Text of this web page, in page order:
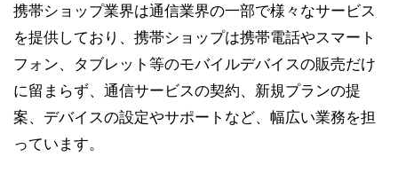
携帯ショップ業界は通信業界の一部で様々なサービス
を提供しており、携帯ショップは携帯電話やスマート
フォン、タブレット等のモバイルデバイスの販売だけ
に留まらず、通信サービスの契約、新規プランの提
案、デバイスの設定やサポートなど、幅広い業務を担
っています。